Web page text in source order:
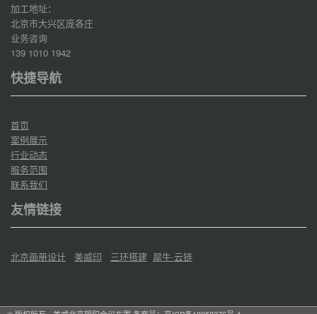
加工地址：
北京市大兴区庞各庄
业务咨询
139 1010 1942
快捷导航
首页
案例展示
行业动态
服务范围
联系我们
友情链接
北京画册设计 美威印 三环搭建 犀牛·云链